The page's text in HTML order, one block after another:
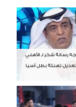
رسالة شكر لـ الأهلي
تهنئة بطل آسيا